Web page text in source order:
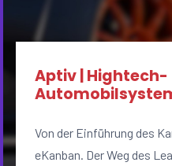
Aptiv | Hightech-
Von der Einführung des
eKanban. Der Weg des